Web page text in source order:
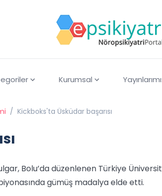
Kurumsal
/ Kickboks'ta Üsküdar başarısı
Bolu’da düzenlenen Türkiye
gümüş madalya elde etti.